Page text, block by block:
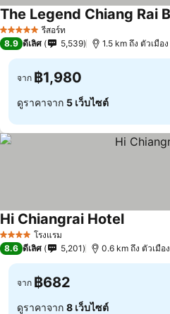
5 ดาว รีสอร์ท
8.9 ดีเลิศ 5,539 1.5 km ถึง ตัวเมือง
จาก ฿1,980
ดูราคาจาก 5 เว็บไซต์
4 ดาว โรงแรม
Hi Chiangrai Hotel
8.6 ดีเลิศ 5,201 0.6 km ถึง ตัวเมือง
จาก ฿682
ดูราคาจาก 8 เว็บไซต์